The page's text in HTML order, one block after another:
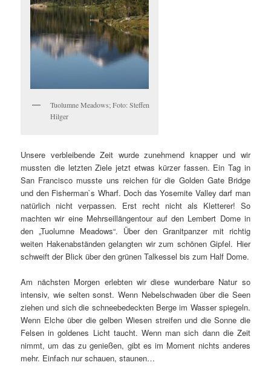
Tuolumne Meadows; Foto: Steffen
Hilger
Unsere verbleibende Zeit wurde zunehmend knapper und wir
mussten die letzten Ziele jetzt etwas kürzer fassen. Ein Tag in
San Francisco musste uns reichen für die Golden Gate Bridge
und den Fisherman`s Wharf. Doch das Yosemite Valley darf man
natürlich nicht verpassen. Erst recht nicht als Kletterer! So
machten wir eine Mehrseillängentour auf den Lembert Dome in
den „Tuolumne Meadows“. Über den Granitpanzer mit richtig
weiten Hakenabständen gelangten wir zum schönen Gipfel. Hier
schweift der Blick über den grünen Talkessel bis zum Half Dome.
Am nächsten Morgen erlebten wir diese wunderbare Natur so
intensiv, wie selten sonst. Wenn Nebelschwaden über die Seen
ziehen und sich die schneebedeckten Berge im Wasser spiegeln.
Wenn Elche über die gelben Wiesen streifen und die Sonne die
Felsen in goldenes Licht taucht. Wenn man sich dann die Zeit
nimmt, um das zu genießen, gibt es im Moment nichts anderes
mehr. Einfach nur schauen, staunen…